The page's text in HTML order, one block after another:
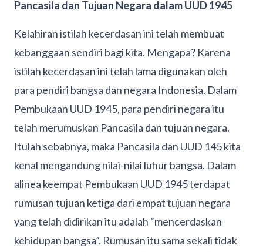
Pancasila dan Tujuan Negara dalam UUD 1945
Kelahiran istilah kecerdasan ini telah membuat
kebanggaan sendiri bagi kita. Mengapa? Karena
istilah kecerdasan ini telah lama digunakan oleh
para pendiri bangsa dan negara Indonesia. Dalam
Pembukaan UUD 1945, para pendiri negara itu
telah merumuskan Pancasila dan tujuan negara.
Itulah sebabnya, maka Pancasila dan UUD 145 kita
kenal mengandung nilai-nilai luhur bangsa. Dalam
alinea keempat Pembukaan UUD 1945 terdapat
rumusan tujuan ketiga dari empat tujuan negara
yang telah didirikan itu adalah “mencerdaskan
kehidupan bangsa”. Rumusan itu sama sekali tidak